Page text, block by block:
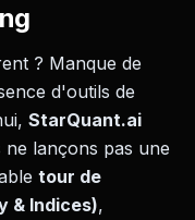
? Manque de
d'outils de
StarQuant.ai
lançons pas une
tour de
& Indices),